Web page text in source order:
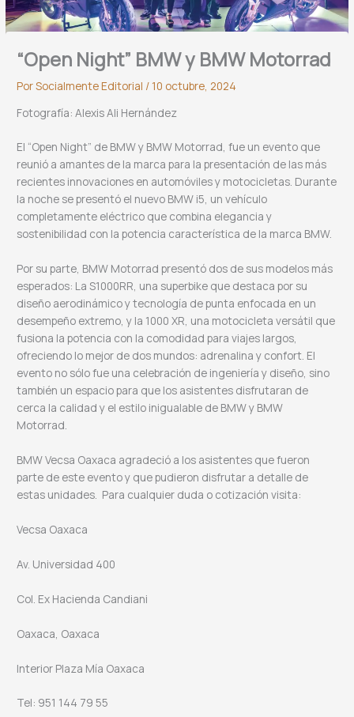
“Open Night” BMW y BMW Motorrad
PorSocialmente Editorial / 10 octubre, 2024
Fotografía: Alexis Ali Hernández
El “Open Night” de BMW y BMW Motorrad, fue un evento que
reunió a amantes de la marca para la presentación de las más
recientes innovaciones en automóviles y motocicletas. Durante
la noche se presentó el nuevo BMW i5, un vehículo
completamente eléctrico que combina elegancia y
sostenibilidad con la potencia característica de la marca BMW.
Por su parte, BMW Motorrad presentó dos de sus modelos más
esperados: La S1000RR, una superbike que destaca por su
diseño aerodinámico y tecnología de punta enfocada en un
desempeño extremo, y la 1000 XR, una motocicleta versátil que
fusiona la potencia con la comodidad para viajes largos,
ofreciendo lo mejor de dos mundos: adrenalina y confort. El
evento no sólo fue una celebración de ingeniería y diseño, sino
también un espacio para que los asistentes disfrutaran de
cerca la calidad y el estilo inigualable de BMW y BMW
Motorrad.
BMW Vecsa Oaxaca agradeció a los asistentes que fueron
parte de este evento y que pudieron disfrutar a detalle de
estas unidades. Para cualquier duda o cotización visita:
Vecsa Oaxaca
Av. Universidad 400
Col. Ex Hacienda Candiani
Oaxaca, Oaxaca
Interior Plaza Mía Oaxaca
Tel: 951 144 79 55